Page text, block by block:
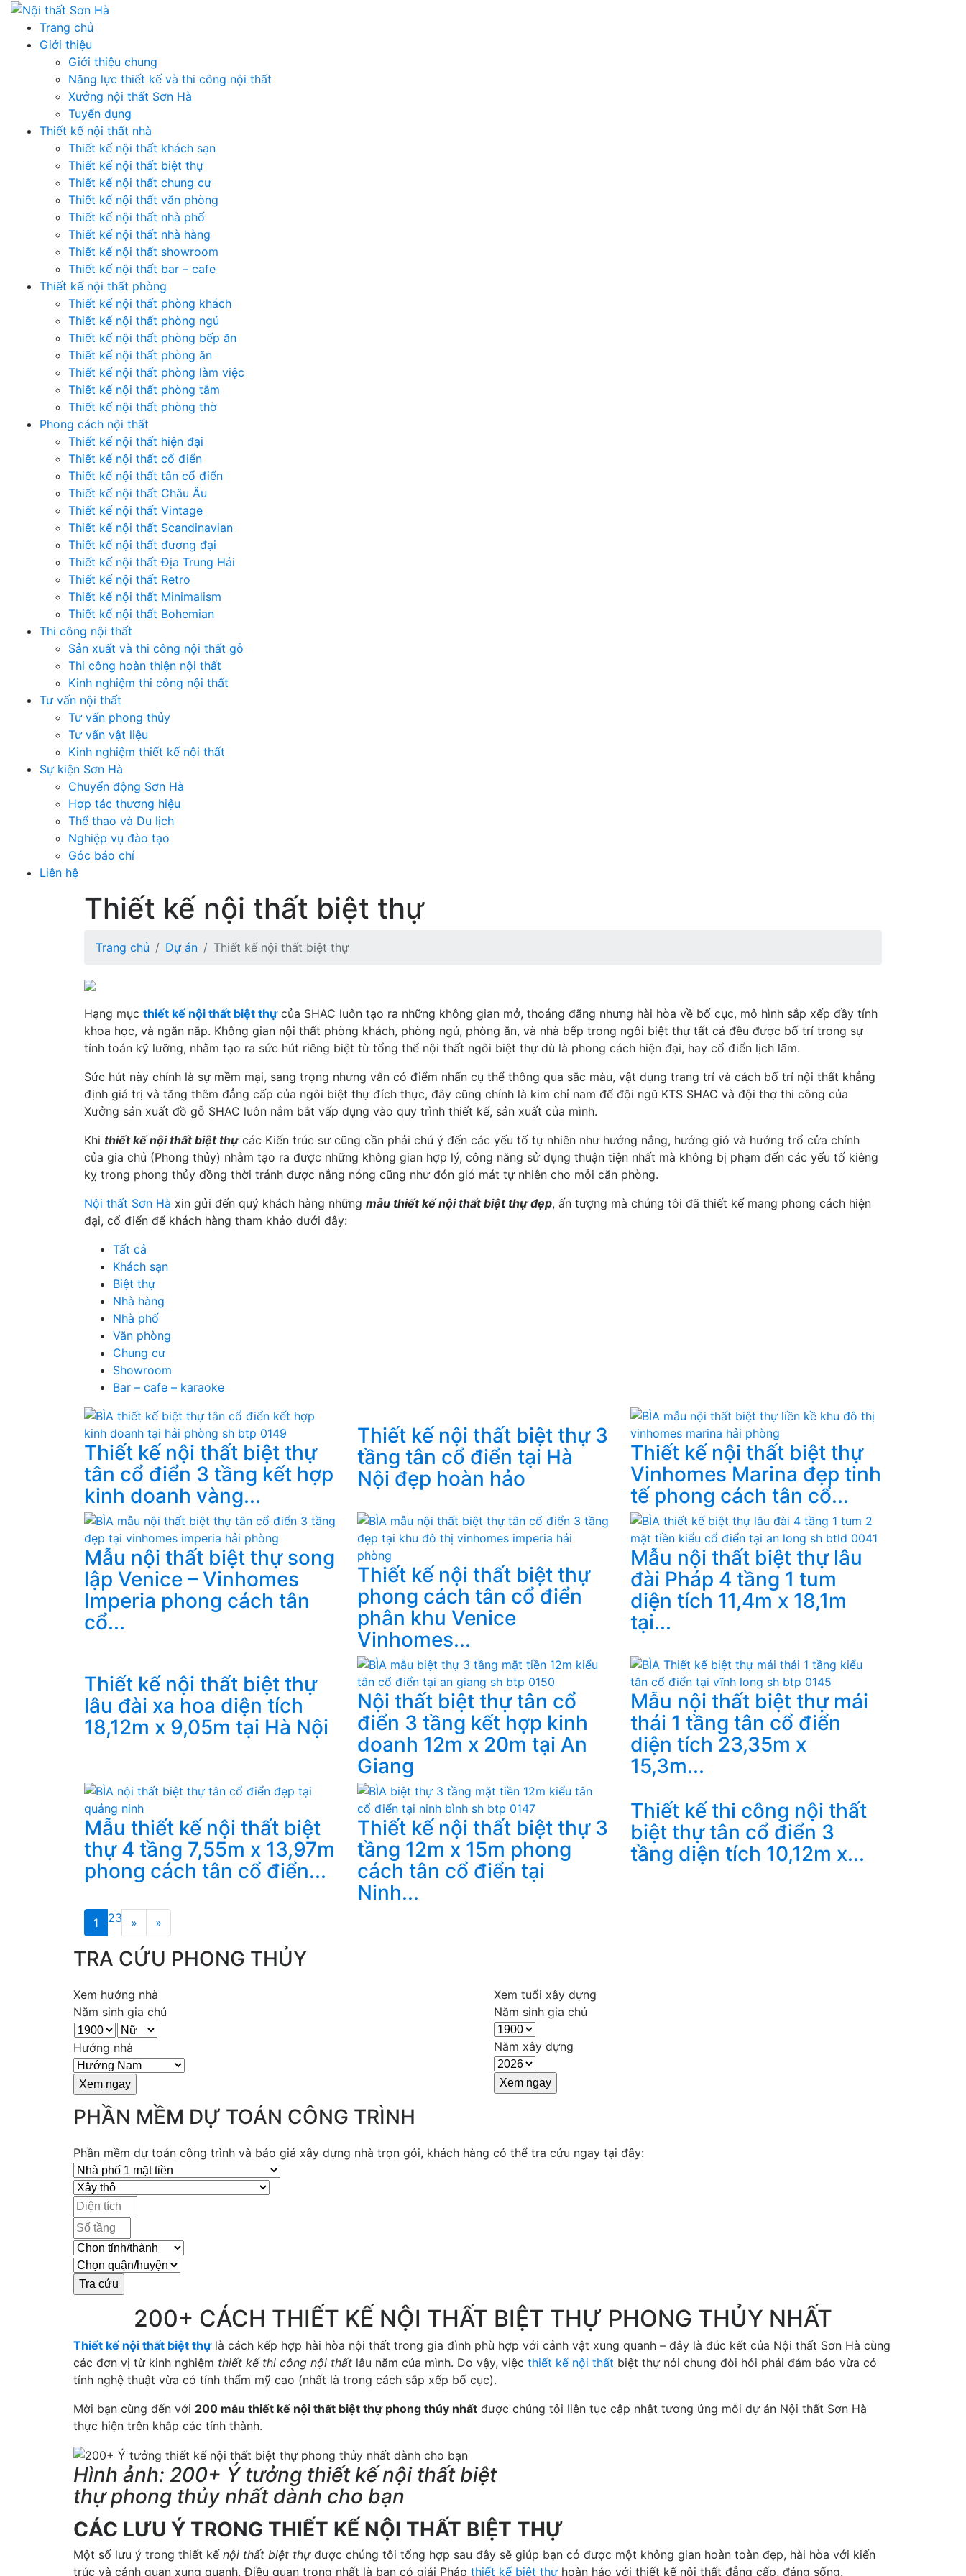
Skip
content
Trang chủ
Giới thiệu
Giới thiệu chung
Năng lực thiết kế và thi công nội thất
Xưởng nội thất Sơn Hà
Tuyển dụng
Thiết kế nội thất nhà
Thiết kế nội thất khách sạn
Thiết kế nội thất biệt thự
Thiết kế nội thất chung cư
Thiết kế nội thất văn phòng
Thiết kế nội thất nhà phố
Thiết kế nội thất nhà hàng
Thiết kế nội thất showroom
Thiết kế nội thất bar – cafe
Thiết kế nội thất phòng
Thiết kế nội thất phòng khách
Thiết kế nội thất phòng ngủ
Thiết kế nội thất phòng bếp ăn
Thiết kế nội thất phòng ăn
Thiết kế nội thất phòng làm việc
Thiết kế nội thất phòng tắm
Thiết kế nội thất phòng thờ
Phong cách nội thất
Thiết kế nội thất hiện đại
Thiết kế nội thất cổ điển
Thiết kế nội thất tân cổ điển
Thiết kế nội thất Châu Âu
Thiết kế nội thất Vintage
Thiết kế nội thất Scandinavian
Thiết kế nội thất đương đại
Thiết kế nội thất Địa Trung Hải
Thiết kế nội thất Retro
Thiết kế nội thất Minimalism
Thiết kế nội thất Bohemian
Thi công nội thất
Sản xuất và thi công nội thất gỗ
Thi công hoàn thiện nội thất
Kinh nghiệm thi công nội thất
Tư vấn nội thất
Tư vấn phong thủy
Tư vấn vật liệu
Kinh nghiệm thiết kế nội thất
Sự kiện Sơn Hà
Chuyển động Sơn Hà
Hợp tác thương hiệu
Thể thao và Du lịch
Nghiệp vụ đào tạo
Góc báo chí
Liên hệ
Thiết kế nội thất biệt thự
Trang chủ Dự án Thiết kế nội thất biệt thự
Hạng mục thiết kế nội thất biệt thựcủa SHAC luôn tạo ra những không gian mở, thoáng đãng nhưng hài hòa về bố cục, mô hình sắp xếp đầy tính
khoa học, và ngăn nắp. Không gian nội thất phòng khách, phòng ngủ, phòng ăn, và nhà bếp trong ngôi biệt thự tất cả đều được bố trí trong sự
tính toán kỹ lưỡng, nhằm tạo ra sức hút riêng biệt từ tổng thể nội thất ngôi biệt thự dù là phong cách hiện đại, hay cổ điển lịch lãm.
Sức hút này chính là sự mềm mại, sang trọng nhưng vẫn có điểm nhấn cụ thể thông qua sắc màu, vật dụng trang trí và cách bố trí nội thất khẳng
định giá trị và tăng thêm đẳng cấp của ngôi biệt thự đích thực, đây cũng chính là kim chỉ nam để đội ngũ KTS SHAC và đội thợ thi công của
Xưởng sản xuất đồ gỗ SHAC luôn nắm bắt vấp dụng vào quy trình thiết kế, sản xuất của mình.
Khi thiết kế nội thất biệt thựcác Kiến trúc sư cũng cần phải chú ý đến các yếu tố tự nhiên như hướng nắng, hướng gió và hướng trổ cửa chính
của gia chủ (Phong thủy) nhằm tạo ra được những không gian hợp lý, công năng sử dụng thuận tiện nhất mà không bị phạm đến các yếu tố kiêng
kỵ trong phong thủy đồng thời tránh được nắng nóng cũng như đón gió mát tự nhiên cho mỗi căn phòng.
Nội thất Sơn Hà xin gửi đến quý khách hàng những mẫu thiết kế nội thất biệt thự đẹp, ấn tượng mà chúng tôi đã thiết kế mang phong cách hiện
đại, cổ điển để khách hàng tham khảo dưới đây:
Tất cả
Khách sạn
Biệt thự
Nhà hàng
Nhà phố
Văn phòng
Chung cư
Showroom
Bar – cafe – karaoke
Thiết kế nội thất biệt thự
tân cổ điển 3 tầng kết hợp
kinh doanh vàng...
Thiết kế nội thất biệt thự 3
tầng tân cổ điển tại Hà
Nội đẹp hoàn hảo
Thiết kế nội thất biệt thự
Vinhomes Marina đẹp tinh
tế phong cách tân cổ...
Mẫu nội thất biệt thự song
lập Venice – Vinhomes
Imperia phong cách tân
cổ...
Thiết kế nội thất biệt thự
phong cách tân cổ điển
phân khu Venice
Vinhomes...
Mẫu nội thất biệt thự lâu
đài Pháp 4 tầng 1 tum
diện tích 11,4m x 18,1m
tại...
Thiết kế nội thất biệt thự
lâu đài xa hoa diện tích
18,12m x 9,05m tại Hà Nội
Nội thất biệt thự tân cổ
điển 3 tầng kết hợp kinh
doanh 12m x 20m tại An
Giang
Mẫu nội thất biệt thự mái
thái 1 tầng tân cổ điển
diện tích 23,35m x
15,3m...
Mẫu thiết kế nội thất biệt
thự 4 tầng 7,55m x 13,97m
phong cách tân cổ điển...
Thiết kế nội thất biệt thự 3
tầng 12m x 15m phong
cách tân cổ điển tại
Ninh...
Thiết kế thi công nội thất
biệt thự tân cổ điển 3
tầng diện tích 10,12m x...
1 23 » »
TRA CỨU PHONG THỦY
Xem hướng nhà
Năm sinh gia chủ
Hướng nhà
Xem tuổi xây dựng
Năm sinh gia chủ
Năm xây dựng
PHẦN MỀM DỰ TOÁN CÔNG TRÌNH
Phần mềm dự toán công trình và báo giá xây dựng nhà trọn gói, khách hàng có thể tra cứu ngay tại đây:
200+ CÁCH THIẾT KẾ NỘI THẤT BIỆT THỰ PHONG THỦY NHẤT
Thiết kế nội thất biệt thựlà cách kếp hợp hài hòa nội thất trong gia đình phù hợp với cảnh vật xung quanh – đây là đúc kết của Nội thất Sơn Hà cùng
các đơn vị từ kinh nghiệm thiết kế thi công nội thất lâu năm của mình. Do vậy, việc thiết kế nội thất biệt thự nói chung đòi hỏi phải đảm bảo vừa có
tính nghệ thuật vừa có tính thẩm mỹ cao (nhất là trong cách sắp xếp bố cục).
Mời bạn cùng đến với 200 mẫu thiết kế nội thất biệt thự phong thủy nhất được chúng tôi liên tục cập nhật tương ứng mỗi dự án Nội thất Sơn Hà
thực hiện trên khắp các tỉnh thành.
Hình ảnh: 200+ Ý tưởng thiết kế nội thất biệt
thự phong thủy nhất dành cho bạn
CÁC LƯU Ý TRONG THIẾT KẾ NỘI THẤT BIỆT THỰ
Một số lưu ý trong thiết kế nội thất biệt thựđược chúng tôi tổng hợp sau đây sẽ giúp bạn có được một không gian hoàn toàn đẹp, hài hòa với kiến
trúc và cảnh quan xung quanh. Điều quan trọng nhất là bạn có giải Pháp thiết kế biệt thựhoàn hảo với thiết kế nội thất đẳng cấp, đáng sống.